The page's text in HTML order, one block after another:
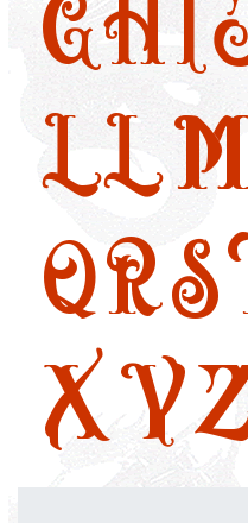
GHI
LLM
QRS
XY